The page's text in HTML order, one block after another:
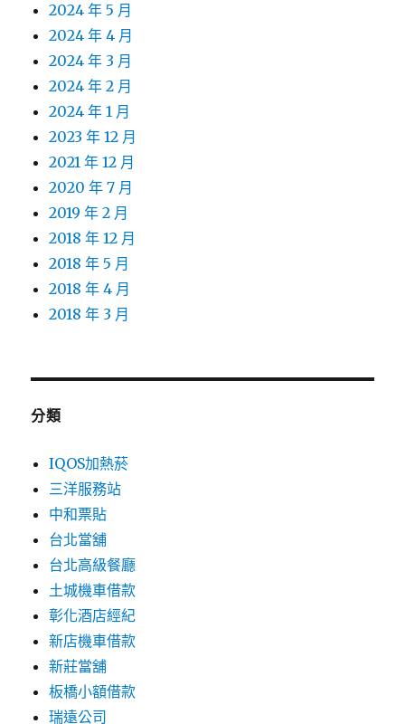
2024 年 5 月
2024 年 4 月
2024 年 3 月
2024 年 2 月
2024 年 1 月
2023 年 12 月
2021 年 12 月
2020 年 7 月
2019 年 2 月
2018 年 12 月
2018 年 5 月
2018 年 4 月
2018 年 3 月
分類
IQOS加熱菸
三洋服務站
中和票貼
台北當舖
台北高級餐廳
土城機車借款
彰化酒店經紀
新店機車借款
新莊當舖
板橋小額借款
瑞遠公司